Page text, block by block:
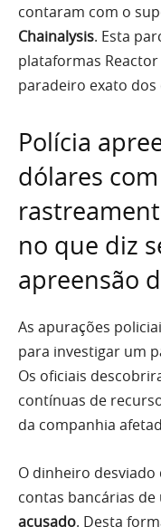
contaram com o
Chainalysis. Esta
plataformas
paradeiro exato
Polícia
dólares
no que diz
apreensão
As apurações
para investigar um
Os oficiais
contínuas de
da companhia
O dinheiro
contas bancárias
acusado. Desta